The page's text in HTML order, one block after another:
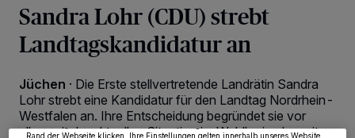
Sandra Lohr (CDU) strebt
Landtagskandidatur an
Jüchen · Die Erste stellvertretende Landrätin Sandra
Lohr strebt eine Kandidatur für den Landtag Nordrhein-
Westfalen an. Ihre Entscheidung begründet sie vor
allem mit der aktuellen Situation im Wahlkreis, der seit
Wir und unsere 218-Partner speichern und greifen auf personenbezogene Daten
wie Browserdaten oder eindeutige Kennungen auf Ihrem Gerät zu. Durch Auswahl
Partner verarbeiten Daten, um Ihnen Dienste bereitzustellen“ aufgeführten
Zwecke. Wenn Tracker deaktiviert sind, sind manche Inhalte und Anzeigen
möglicherweise nicht mehr so relevant für Sie. Sie können dieses Menü jederzeit
wieder aufrufen, um Ihre Einstellungen zu ändern oder Ihre Einwilligung zu
widerrufen, indem Sie auf den Link Einstellungen oder Ablehnen am unteren
Rand der Webseite klicken. Ihre Einstellungen gelten innerhalb unseres Website.